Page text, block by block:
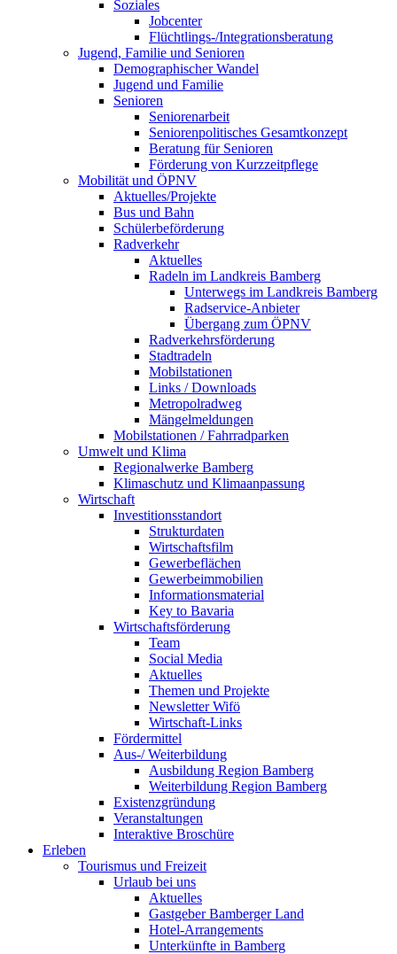
Soziales
Jobcenter
Flüchtlings-/Integrationsberatung
Jugend, Familie und Senioren
Demographischer Wandel
Jugend und Familie
Senioren
Seniorenarbeit
Seniorenpolitisches Gesamtkonzept
Beratung für Senioren
Förderung von Kurzzeitpflege
Mobilität und ÖPNV
Aktuelles/Projekte
Bus und Bahn
Schülerbeförderung
Radverkehr
Aktuelles
Radeln im Landkreis Bamberg
Unterwegs im Landkreis Bamberg
Radservice-Anbieter
Übergang zum ÖPNV
Radverkehrsförderung
Stadtradeln
Mobilstationen
Links / Downloads
Metropolradweg
Mängelmeldungen
Mobilstationen / Fahrradparken
Umwelt und Klima
Regionalwerke Bamberg
Klimaschutz und Klimaanpassung
Wirtschaft
Investitionsstandort
Strukturdaten
Wirtschaftsfilm
Gewerbeflächen
Gewerbeimmobilien
Informationsmaterial
Key to Bavaria
Wirtschaftsförderung
Team
Social Media
Aktuelles
Themen und Projekte
Newsletter Wifö
Wirtschaft-Links
Fördermittel
Aus-/ Weiterbildung
Ausbildung Region Bamberg
Weiterbildung Region Bamberg
Existenzgründung
Veranstaltungen
Interaktive Broschüre
Erleben
Tourismus und Freizeit
Urlaub bei uns
Aktuelles
Gastgeber Bamberger Land
Hotel-Arrangements
Unterkünfte in Bamberg